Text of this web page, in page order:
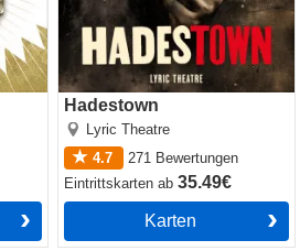
Hadestown
Lyric Theatre
4.7
271 Bewertungen
Eintrittskartenab35.49€
Karten